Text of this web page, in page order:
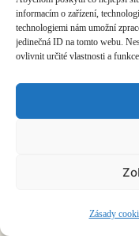
informacím o zařízení,
technologiemi nám umožní
jedinečná ID na tomto webu.
ovlivnit určité vlastnosti a
Zásady